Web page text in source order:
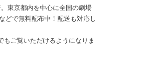
東京都内を中心に全国の劇場
どで無料配布中！配送も対応し
もご覧いただけるようになりま